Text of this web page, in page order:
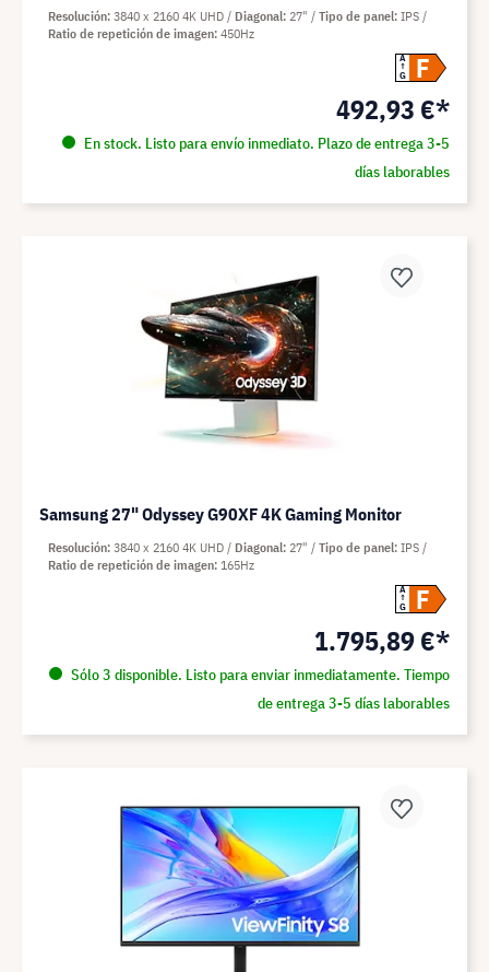
A
G
F
492,93 €*
En stock. Listo para envío inmediato. Plazo de entrega 3-5
días laborables
Resolución 3840 x 2160 4K UHD Diagonal 27" Tipo de panel IPS
Ratio de repetición de imagen 450Hz
Samsung 27" Odyssey G90XF 4K Gaming Monitor
A
G
F
1.795,89 €*
Sólo 3 disponible. Listo para enviar inmediatamente. Tiempo
de entrega 3-5 días laborables
Resolución 3840 x 2160 4K UHD Diagonal 27" Tipo de panel IPS
Ratio de repetición de imagen 165Hz